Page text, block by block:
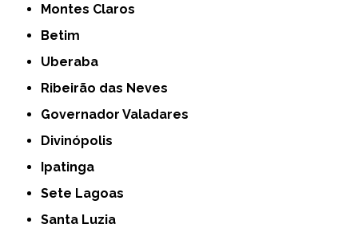
Montes Claros
Betim
Uberaba
Ribeirão das Neves
Governador Valadares
Divinópolis
Ipatinga
Sete Lagoas
Santa Luzia